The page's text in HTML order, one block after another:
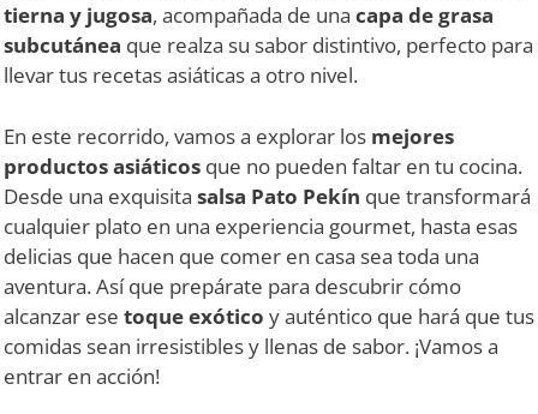
tierna y jugosa, acompañada de una capa de grasa
subcutánea que realza su sabor distintivo, perfecto para
llevar tus recetas asiáticas a otro nivel.
En este recorrido, vamos a explorar los mejores
productos asiáticos que no pueden faltar en tu cocina.
Desde una exquisita salsa Pato Pekín que transformará
cualquier plato en una experiencia gourmet, hasta esas
delicias que hacen que comer en casa sea toda una
aventura. Así que prepárate para descubrir cómo
alcanzar ese toque exótico y auténtico que hará que tus
comidas sean irresistibles y llenas de sabor. ¡Vamos a
entrar en acción!